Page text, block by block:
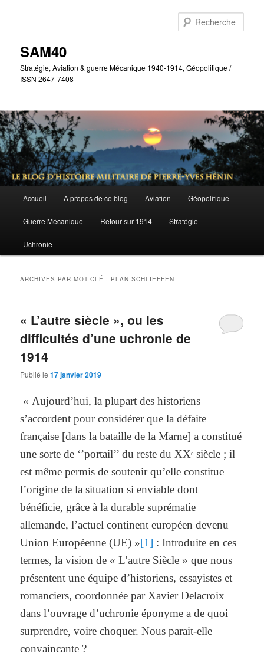
SAM40
Stratégie, Aviation & guerre Mécanique 1940-1914, Géopolitique /
ISSN 2647-7408
principal
Accueil A propos de ce blog Aviation Géopolitique
Guerre Mécanique Retour sur 1914 Stratégie
Uchronie
ARCHIVES PAR MOT-CLÉ : PLAN SCHLIEFFEN
« L’autre siècle », ou les
difficultés d’une uchronie de
1914
Publié le17 janvier 2019
« Aujourd’hui, la plupart des historiens
s’accordent pour considérer que la défaite
française [dans la bataille de la Marne] a constitué
une sorte de ‘’portail’’ du reste du XXe siècle ; il
est même permis de soutenir qu’elle constitue
l’origine de la situation si enviable dont
bénéficie, grâce à la durable suprématie
allemande, l’actuel continent européen devenu
Union Européenne (UE) »[1] : Introduite en ces
termes, la vision de « L’autre Siècle » que nous
présentent une équipe d’historiens, essayistes et
romanciers, coordonnée par Xavier Delacroix
dans l’ouvrage d’uchronie éponyme a de quoi
surprendre, voire choquer. Nous parait-elle
convaincante ?